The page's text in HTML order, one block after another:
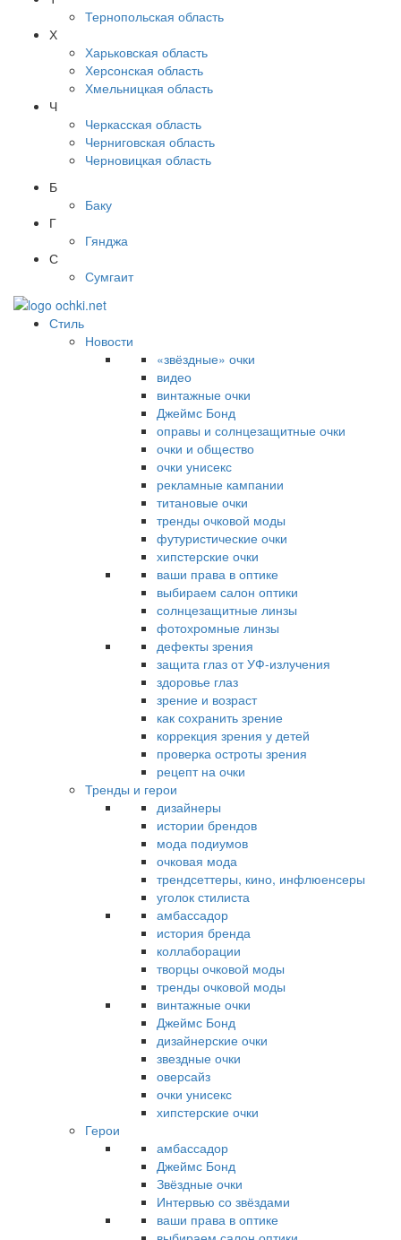
Тернопольская область
Х
Харьковская область
Херсонская область
Хмельницкая область
Ч
Черкасская область
Черниговская область
Черновицкая область
Б
Баку
Г
Гянджа
С
Сумгаит
Стиль
Новости
«звёздные» очки
видео
винтажные очки
Джеймс Бонд
оправы и солнцезащитные очки
очки и общество
очки унисекс
рекламные кампании
титановые очки
тренды очковой моды
футуристические очки
хипстерские очки
ваши права в оптике
выбираем салон оптики
солнцезащитные линзы
фотохромные линзы
дефекты зрения
защита глаз от УФ-излучения
здоровье глаз
зрение и возраст
как сохранить зрение
коррекция зрения у детей
проверка остроты зрения
рецепт на очки
Тренды и герои
дизайнеры
истории брендов
мода подиумов
очковая мода
трендсеттеры, кино, инфлюенсеры
уголок стилиста
амбассадор
история бренда
коллаборации
творцы очковой моды
тренды очковой моды
винтажные очки
Джеймс Бонд
дизайнерские очки
звездные очки
оверсайз
очки унисекс
хипстерские очки
Герои
амбассадор
Джеймс Бонд
Звёздные очки
Интервью со звёздами
ваши права в оптике